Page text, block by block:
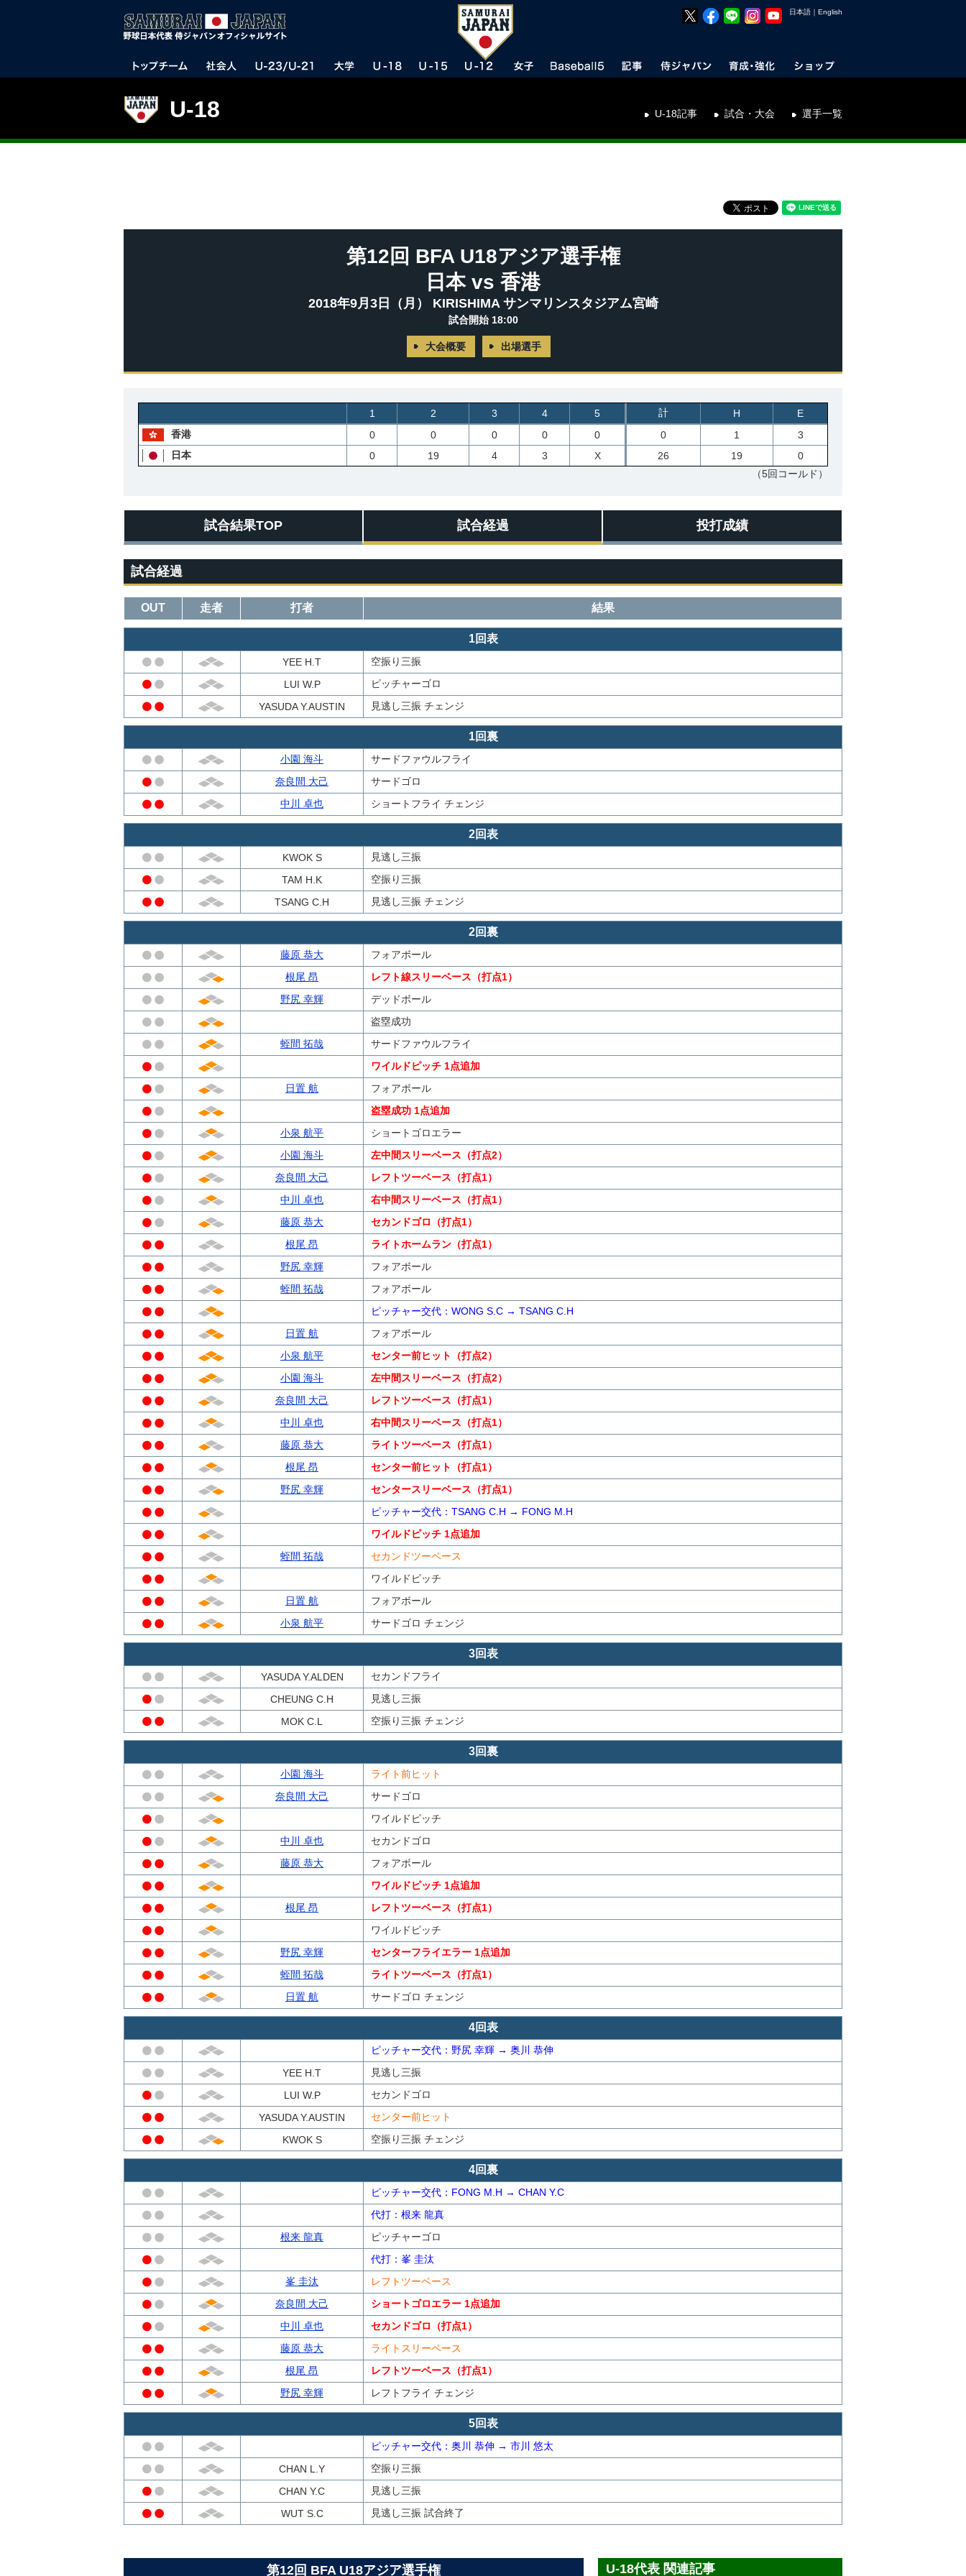
日本語 ｜ English
U-18 U-18記事 試合・大会 選手一覧
第12回 BFA U18アジア選手権
日本 vs 香港
2018年9月3日（月） KIRISHIMA サンマリンスタジアム宮崎
試合開始 18:00
大会概要 出場選手
1 2 3 4 5 計 H
E
香港
0 0 0 0 0 0 1
3
日本
0 19 4 3 X 26 19
0
（5回コールド）
試合結果TOP 試合経過 投打成績
試合経過
OUT 走者 打者 結果
1回表
YEE H.T
空振り三振
LUI W.P
ピッチャーゴロ
YASUDA Y.AUSTIN
見逃し三振 チェンジ
1回裏
小園 海斗
サードファウルフライ
奈良間 大己
サードゴロ
中川 卓也
ショートフライ チェンジ
2回表
KWOK S
見逃し三振
TAM H.K
空振り三振
TSANG C.H
見逃し三振 チェンジ
2回裏
藤原 恭大
フォアボール
根尾 昂
レフト線スリーベース（打点1）
野尻 幸輝
デッドボール
盗塁成功
蛭間 拓哉
サードファウルフライ
ワイルドピッチ 1点追加
日置 航
フォアボール
盗塁成功 1点追加
小泉 航平
ショートゴロエラー
小園 海斗
左中間スリーベース（打点2）
奈良間 大己
レフトツーベース（打点1）
中川 卓也
右中間スリーベース（打点1）
藤原 恭大
セカンドゴロ（打点1）
根尾 昂
ライトホームラン（打点1）
野尻 幸輝
フォアボール
蛭間 拓哉
フォアボール
ピッチャー交代：WONG S.C → TSANG C.H
日置 航
フォアボール
小泉 航平
センター前ヒット（打点2）
小園 海斗
左中間スリーベース（打点2）
奈良間 大己
レフトツーベース（打点1）
中川 卓也
右中間スリーベース（打点1）
藤原 恭大
ライトツーベース（打点1）
根尾 昂
センター前ヒット（打点1）
野尻 幸輝
センタースリーベース（打点1）
ピッチャー交代：TSANG C.H → FONG M.H
ワイルドピッチ 1点追加
蛭間 拓哉
セカンドツーベース
ワイルドピッチ
日置 航
フォアボール
小泉 航平
サードゴロ チェンジ
3回表
YASUDA Y.ALDEN
セカンドフライ
CHEUNG C.H
見逃し三振
MOK C.L
空振り三振 チェンジ
3回裏
小園 海斗
ライト前ヒット
奈良間 大己
サードゴロ
ワイルドピッチ
中川 卓也
セカンドゴロ
藤原 恭大
フォアボール
ワイルドピッチ 1点追加
根尾 昂
レフトツーベース（打点1）
ワイルドピッチ
野尻 幸輝
センターフライエラー 1点追加
蛭間 拓哉
ライトツーベース（打点1）
日置 航
サードゴロ チェンジ
4回表
ピッチャー交代：野尻 幸輝 → 奥川 恭伸
YEE H.T
見逃し三振
LUI W.P
セカンドゴロ
YASUDA Y.AUSTIN
センター前ヒット
KWOK S
空振り三振 チェンジ
4回裏
ピッチャー交代：FONG M.H → CHAN Y.C
代打：根来 龍真
根来 龍真
ピッチャーゴロ
代打：峯 圭汰
峯 圭汰
レフトツーベース
奈良間 大己
ショートゴロエラー 1点追加
中川 卓也
セカンドゴロ（打点1）
藤原 恭大
ライトスリーベース
根尾 昂
レフトツーベース（打点1）
野尻 幸輝
レフトフライ チェンジ
5回表
ピッチャー交代：奥川 恭伸 → 市川 悠太
CHAN L.Y
空振り三振
CHAN Y.C
見逃し三振
WUT S.C
見逃し三振 試合終了
第12回 BFA U18アジア選手権 U-18代表 関連記事